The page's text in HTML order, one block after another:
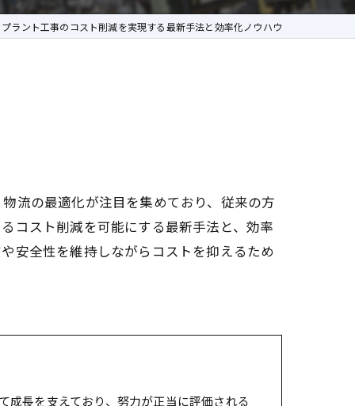
プラント工事のコスト削減を実現する最新手法と効率化ノウハウ
流の最適化が注目を集めており、従来の方
コスト削減を可能にする最新手法と、効率
安全性を維持しながらコストを抑えるため
成長を支えており、努力が正当に評価される